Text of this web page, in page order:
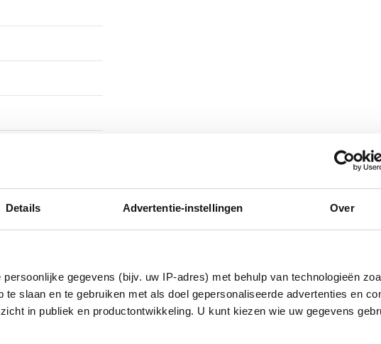
Details Advertentie-instellingen Over
persoonlijke gegevens (bijv. uw IP-adres) met behulp van technologieën
slaan en te gebruiken met als doel gepersonaliseerde advertenties en
in publiek en productontwikkeling. U kunt kiezen wie uw gegevens